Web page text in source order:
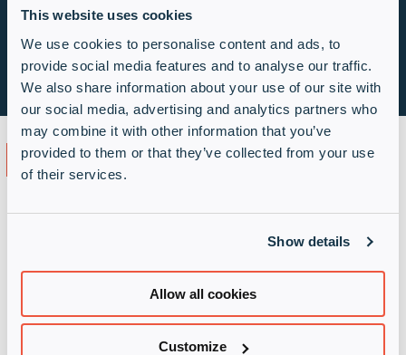
This website uses cookies
We use cookies to personalise content and ads, to
provide social media features and to analyse our traffic.
We also share information about your use of our site with
our social media, advertising and analytics partners who
may combine it with other information that you’ve
provided to them or that they’ve collected from your use
of their services.
Show details
Allow all cookies
Customize
Maßgeschneiderte Schulungen und
bedarfsgerechte Bildung helfen Ihnen, Ihre
Fähigkeiten zu verbessern und konstant großartige
Ergebnisse für Ihre Kunden zu erzielen.
Funktionen von ID Connect
ID Connect bietet Ihnen einen Single-Sign-On-
Zugang zu unseren digitalen Diensten der nächsten
Generation, jederzeit und überall. Auf dem Portal
finden Sie alle Informationen und Werkzeuge, die
Sie benötigen, um Ihren Übergang zu gemischten
Hardware-, Software- und „As-a-Service“-
Geschäftsmodellen zu beschleunigen.